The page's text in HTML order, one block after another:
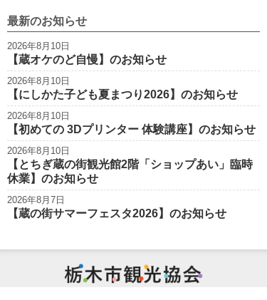
最新のお知らせ
2026年8月10日
【蔵オケのど自慢】のお知らせ
2026年8月10日
【にしかた子ども夏まつり2026】のお知らせ
2026年8月10日
【初めての 3Dプリンター 体験講座】のお知らせ
2026年8月10日
【とちぎ蔵の街観光館2階「ショップあい」臨時
休業】のお知らせ
2026年8月7日
【蔵の街サマーフェスタ2026】のお知らせ